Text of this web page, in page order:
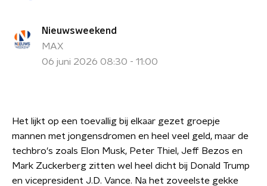
Nieuwsweekend
MAX
06 juni 2026 08:30 - 11:00
Het lijkt op een toevallig bij elkaar gezet groepje
mannen met jongensdromen en heel veel geld, maar de
techbro's zoals Elon Musk, Peter Thiel, Jeff Bezos en
Mark Zuckerberg zitten wel heel dicht bij Donald Trump
en vicepresident J.D. Vance. Na het zoveelste gekke